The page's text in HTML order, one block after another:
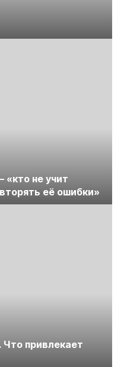
«кто не учит
её ошибки»
привлекает